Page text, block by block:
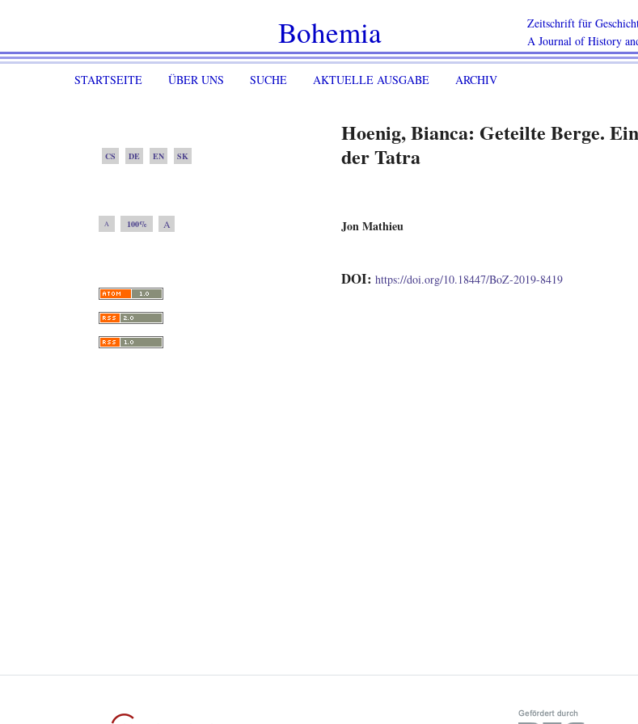
Bohemia
Zeitschrift für
A Journal of History
STARTSEITE ÜBER UNS SUCHE AKTUELLE AUSGABE ARCHIV
Hoenig, Bianca: Geteilte Berge.
der Tatra
Jon Mathieu
DOI: https://doi.org/10.18447/BoZ-2019-8419
CS DE EN SK
A 100% A